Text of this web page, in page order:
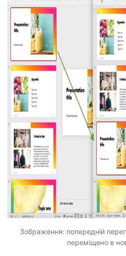
Зображення: попередній
переміщено в